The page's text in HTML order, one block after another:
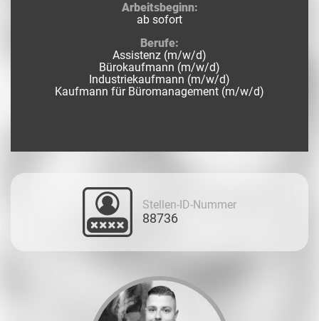
Arbeitsbeginn:
ab sofort
Berufe:
Assistenz (m/w/d)
Bürokaufmann (m/w/d)
Industriekaufmann (m/w/d)
Kaufmann für Büromanagement (m/w/d)
Stellen-ID-Nummer
88736